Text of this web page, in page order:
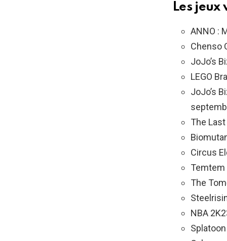
Les
ANNO :
Chenso
JoJo’s
LEGO
JoJo’s
The
Circus
Temtem
The
NBA